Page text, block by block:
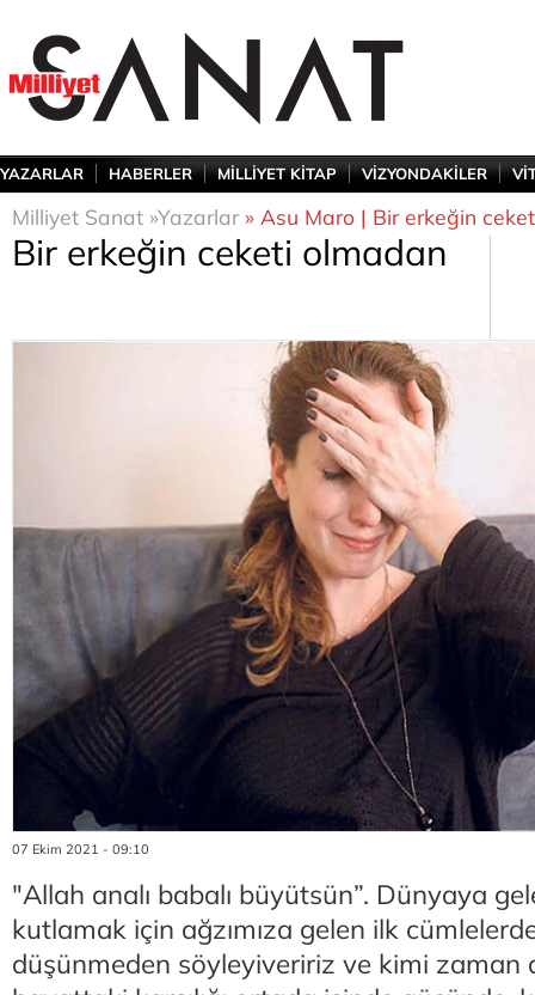
YAZARLAR HABERLER MİLLİYET KİTAP VİZYONDAKİLER
Milliyet Sanat »Yazarlar» Asu Maro | Bir erkeğin
Bir erkeğin ceketi olmadan
07 Ekim 2021 - 09:10
"Allah analı babalı büyütsün”. Dünyaya
kutlamak için ağzımıza gelen ilk
düşünmeden söyleyiveririz ve kimi zaman